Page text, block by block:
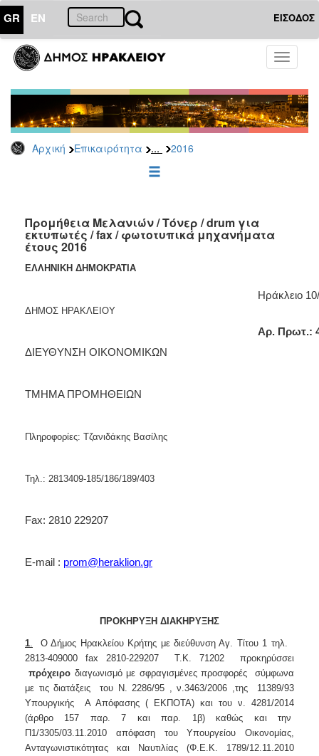
GR EN ΕΙΣΟΔΟΣ
Toggle
Αρχική Επικαιρότητα ... 2016
ΕΠΙΚΑΙΡΟΤΗΤΑ
-
Δημοπρασίες
Αρχείο
2026
2022
2021
ΔΗΜΟΤΗΣ
Προμήθεια Μελανιών / Τόνερ / drum για
εκτυπωτές / fax / φωτοτυπικά μηχανήματα
έτους 2016
ΕΛΛΗΝΙΚΗ ΔΗΜΟΚΡΑΤΙΑ
ΔΗΜΟΣ ΗΡΑΚΛΕΙΟΥ
ΔΙΕΥΘΥΝΣΗ ΟΙΚΟΝΟΜΙΚΩΝ
ΤΜΗΜΑ ΠΡΟΜΗΘΕΙΩΝ
Πληροφορίες: Τζανιδάκης Βασίλης
Τηλ.: 2813409-185/186/189/403
Fax: 2810 229207
E-mail : prom@heraklion.gr
Ηράκλειο 10
Aρ. Πρωτ.:
ΠΡΟΚΗΡΥΞΗ ΔΙΑΚΗΡΥΞΗΣ
1
Ο Δήμος Ηρακλείου Κρήτης με διεύθυνση Αγ. Τίτου 1 τηλ.
2813-409000 fax 2810-229207 Τ.Κ. 71202 προκηρύσσει
πρόχειρο διαγωνισμό με σφραγισμένες προσφορές σύμφωνα
με τις διατάξεις του Ν. 2286/95 , ν.3463/2006 ,της 11389/93
Υπουργικής Α Απόφασης ( ΕΚΠΟΤΑ) και του ν. 4281/2014
(άρθρο 157 παρ. 7 και παρ. 1β) καθώς και την
Π1/3305/03.11.2010 απόφαση του Υπουργείου Οικονομίας,
Ανταγωνιστικότητας και Ναυτιλίας (Φ.Ε.Κ. 1789/12.11.2010